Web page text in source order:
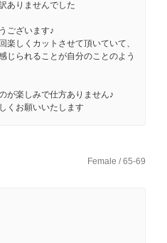
ありませんでした
ございます♪
楽しくカットさせて頂いていて、
じられることが自分のことのよう
が楽しみで仕方ありません♪
くお願いいたします
Female / 65-69